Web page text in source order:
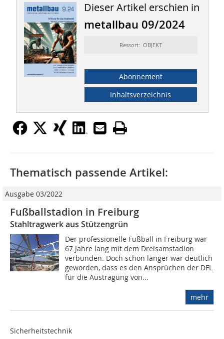
Dieser Artikel erschien in
metallbau 09/2024
Ressort: OBJEKT
Abonnement
Inhaltsverzeichnis
Thematisch passende Artikel:
Ausgabe 03/2022
Fußballstadion in Freiburg
Stahltragwerk aus Stützengrün
Der professionelle Fußball in Freiburg war
67 Jahre lang mit dem Dreisamstadion
verbunden. Doch schon länger war deutlich
geworden, dass es den Ansprüchen der DFL
für die Austragung von...
mehr
Sicherheitstechnik